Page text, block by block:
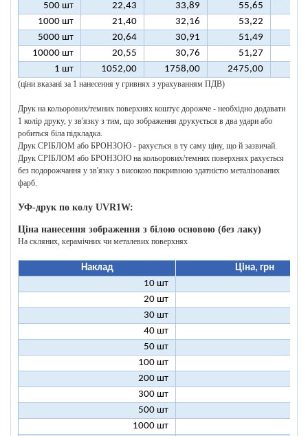
500 шт
22,43 33,89 55,65
1000 шт
21,40 32,16 53,22
5000 шт
20,64 30,91 51,49
10000 шт
20,55 30,76 51,27
1 шт
1052,00 1758,00 2475,00
(ціни вказані за 1 нанесення у гривнях з урахуванням ПДВ)
Друк на кольорових/темних поверхнях коштує дорожче - необхідно додавати
1 колір друку, у зв'язку з тим, що зображення друкується в два удари або
робиться біла підкладка.
Друк СРІБЛОМ або БРОНЗОЮ - рахується в ту саму ціну, що й зазвичай.
Друк СРІБЛОМ або БРОНЗОЮ на кольорових/темних поверхнях рахується
без подорожчання у зв'язку з високою покривною здатністю металізованих
фарб.
УФ-друк по колу UVR1W:
Ціна нанесення зображення з білою основою (без лаку)
На скляних, керамічних чи металевих поверхнях
Наклад
Ціна, грн
10 шт
20 шт
30 шт
40 шт
50 шт
100 шт
200 шт
300 шт
500 шт
1000 шт